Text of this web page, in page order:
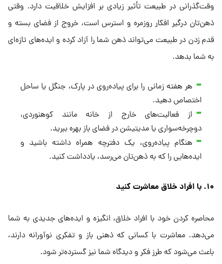
وقت‌گذرانی در طبیعت تأثیر زیادی بر افزایش خلاقیت دارد. وقتی
ذهن‌تان درگیر افکار روزمره و استرس است، خروج از فضای بسته و
قدم زدن در طبیعت می‌تواند ذهن شما را آزاد کرده و ایده‌های تازه‌ای
به شما بدهد.
هر هفته زمانی را برای پیاده‌روی در پارک، جنگل یا ساحل
اختصاص دهید.
از فعالیت‌های خارج از خانه مانند کوهنوردی،
دوچرخه‌سواری یا مدیتیشن در فضای باز بهره ببرید.
هنگام پیاده‌روی، یک دفترچه همراه داشته باشید و
ایده‌هایی را که به ذهن‌تان می‌رسد، یادداشت کنید.
۱۰. با افراد خلاق معاشرت کنید
محاصره کردن خود با افراد خلاق، انگیزه و ایده‌های جدیدی به شما
می‌دهد. معاشرت با کسانی که ذهنی باز و تفکری نوآورانه دارند،
باعث می‌شود که طرز فکر و دیدگاه شما نیز گسترده‌تر شود.